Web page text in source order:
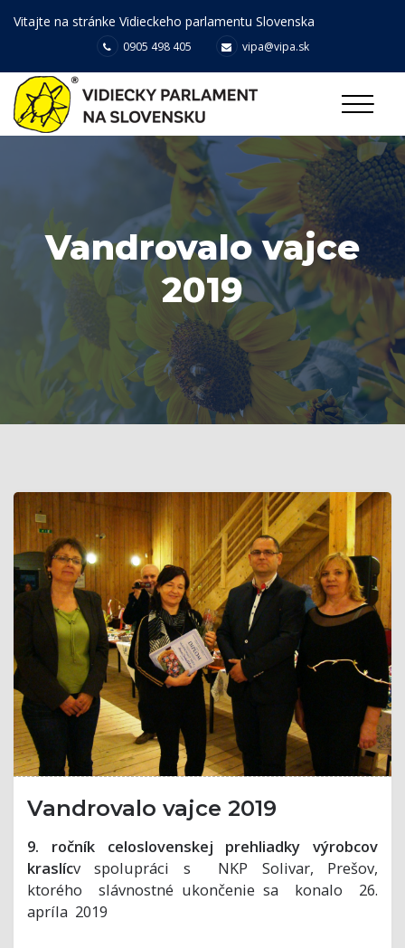
Vitajte na stránke Vidieckeho parlamentu Slovenska
0905 498 405 vipa@vipa.sk
Vandrovalo vajce
2019
Vandrovalo vajce 2019
9. ročník celoslovenskej prehliadky výrobcov
kraslícv spolupráci s NKP Solivar, Prešov,
ktorého slávnostné ukončenie sa konalo 26.
apríla 2019